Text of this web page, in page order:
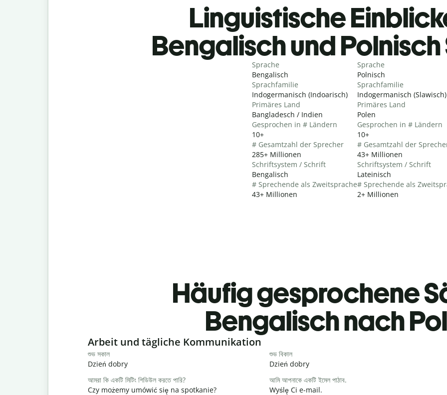
Linguistische
Bengalisch und
Sprache
Bengalisch
Sprachfamilie
Indogermanisch (Indoarisch)
Primäres Land
Bangladesch / Indien
Gesprochen in # Ländern
10+
# Gesamtzahl der Sprecher
285+ Millionen
Schriftsystem / Schrift
Bengalisch
# Sprechende als Zweitsprache
43+ Millionen
Sprache
Polnisch
Sprachfamilie
Indogermanisch (Slawisch)
Primäres Land
Polen
Gesprochen in # Ländern
10+
# Gesamtzahl der
43+ Millionen
Schriftsystem / Schrift
Lateinisch
# Sprechende als
2+ Millionen
Häufig gesprochene
Bengalisch nach
Slide 1 of 6
Arbeit und tägliche Kommunikation
শুভ সকাল
Dzień dobry
শুভ বিকাল
Dzień dobry
আমরা কি একটি মিটিং শিডিউল করতে পারি?
Czy możemy umówić się na spotkanie?
আমি আপনাকে একটি ইমেল পাঠাব.
Wyślę Ci e-mail.